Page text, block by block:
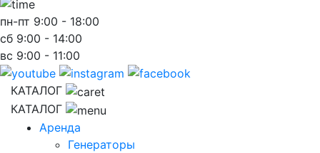
пн-пт 9:00 - 18:00
сб 9:00 - 14:00
вс 9:00 - 11:00
КАТАЛОГ
КАТАЛОГ
Аренда
Генераторы